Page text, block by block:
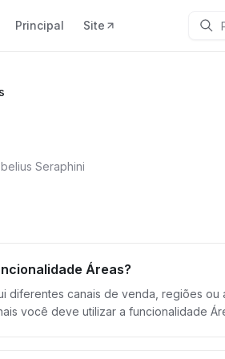
Principal Site
Seraphini
Áreas?
diferentes canais de venda, regiões
a funcionalidade Áreas. Áreas permite que você separe suas vendas por usuários e/ou